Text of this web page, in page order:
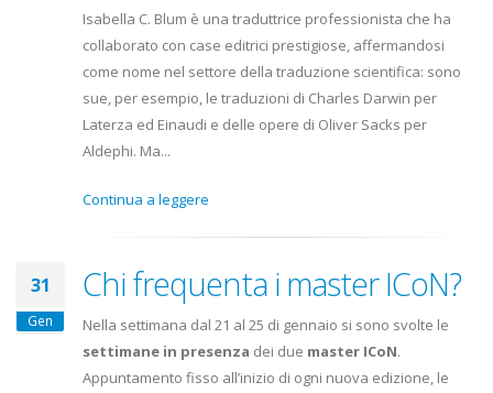
Isabella C. Blum è una traduttrice professionista che ha
collaborato con case editrici prestigiose, affermandosi
come nome nel settore della traduzione scientifica: sono
sue, per esempio, le traduzioni di Charles Darwin per
Laterza ed Einaudi e delle opere di Oliver Sacks per
Aldephi. Ma...
Continua a leggere
31
Gen
Chi frequenta i master ICoN?
Nella settimana dal 21 al 25 di gennaio si sono svolte le
settimane in presenza dei due master ICoN.
Appuntamento fisso all’inizio di ogni nuova edizione, le